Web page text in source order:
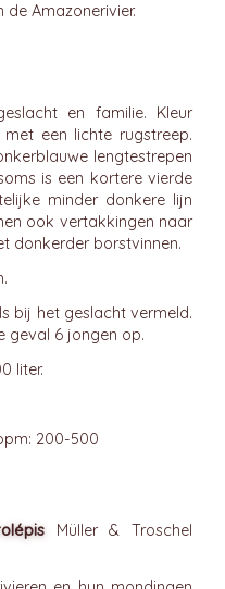
Amazonerivier.
en familie. Kleur
een lichte rugstreep.
lengtestrepen
is een kortere vierde
minder donkere lijn
ook vertakkingen naar
donkerder borstvinnen.
bij het geslacht vermeld.
geval 6 jongen op.
liter.
200-500
Müller & Troschel